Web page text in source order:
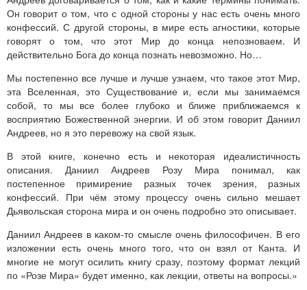
Он говорит о том, что с одной стороны у нас есть очень много
конфессий. С другой стороны, в мире есть агностики, которые
говорят о том, что этот Мир до конца непозноваем. И
действительно Бога до конца познать невозможно. Но…
Мы постепенно все лучше и лучше узнаем, что такое этот Мир,
эта Вселенная, это Существование и, если мы занимаемся
собой, то мы все более глубоко и ближе приближаемся к
восприятию Божественной энергии. И об этом говорит Даниил
Андреев, но я это перевожу на свой язык.
В этой книге, конечно есть и некоторая идеалистичность
описания. Даниил Андреев Розу Мира понимал, как
постепенное примирение разных точек зрения, разных
конфессий. При чём этому процессу очень сильно мешает
Дьявольская сторона мира и он очень подробно это описывает.
Даниил Андреев в каком-то смысле очень философичен. В его
изложении есть очень много того, что он взял от Канта. И
многие не могут осилить книгу сразу, поэтому формат лекций
по «Розе Мира» будет именно, как лекции, ответы на вопросы.»